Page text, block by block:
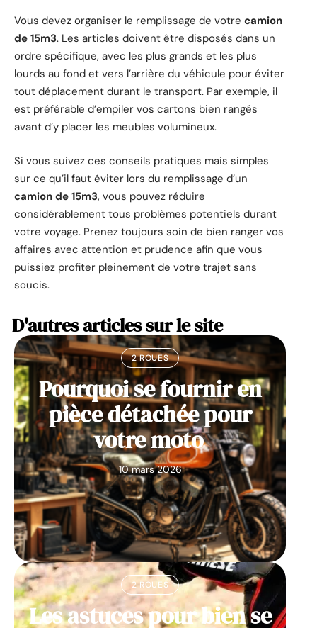
Vous devez organiser le remplissage de votre camion
de 15m3. Les articles doivent être disposés dans un
ordre spécifique, avec les plus grands et les plus
lourds au fond et vers l’arrière du véhicule pour éviter
tout déplacement durant le transport. Par exemple, il
est préférable d’empiler vos cartons bien rangés
avant d’y placer les meubles volumineux.
Si vous suivez ces conseils pratiques mais simples
sur ce qu’il faut éviter lors du remplissage d’un
camion de 15m3, vous pouvez réduire
considérablement tous problèmes potentiels durant
votre voyage. Prenez toujours soin de bien ranger vos
affaires avec attention et prudence afin que vous
puissiez profiter pleinement de votre trajet sans
soucis.
D'autres articles sur le site
2 ROUES
Pourquoi se fournir en
pièce détachée pour
votre moto
10 mars 2026
2 ROUES
Les astuces pour bien se